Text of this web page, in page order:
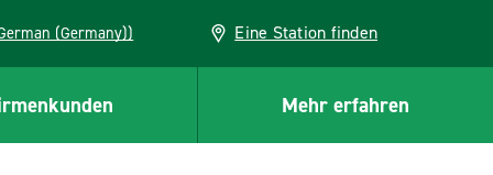
(German (Germany)) Eine Station finden
Mehr erfahren